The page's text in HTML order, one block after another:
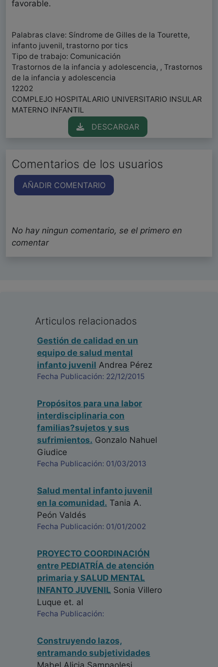
favorable.
Palabras clave: Síndrome de Gilles de la Tourette,
infanto juvenil, trastorno por tics
Tipo de trabajo: Comunicación
Trastornos de la infancia y adolescencia, , Trastornos
de la infancia y adolescencia
12202
COMPLEJO HOSPITALARIO UNIVERSITARIO INSULAR
MATERNO INFANTIL
DESCARGAR
Comentarios de los usuarios
AÑADIR COMENTARIO
No hay ningun comentario, se el primero en
comentar
Articulos relacionados
Gestión de calidad en un
equipo de salud mental
infanto juvenil Andrea Pérez
Fecha Publicación: 22/12/2015
Propósitos para una labor
interdisciplinaria con
familias?sujetos y sus
sufrimientos. Gonzalo Nahuel
Giudice
Fecha Publicación: 01/03/2013
Salud mental infanto juvenil
en la comunidad. Tania A.
Peón Valdés
Fecha Publicación: 01/01/2002
PROYECTO COORDINACIÓN
entre PEDIATRÍA de atención
primaria y SALUD MENTAL
INFANTO JUVENIL Sonia Villero
Luque et. al
Fecha Publicación:
Construyendo lazos,
entramando subjetividades